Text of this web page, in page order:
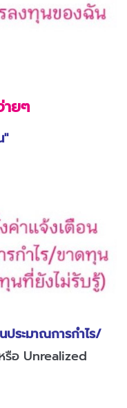
ยๆ
"
ประมาณการกำไร/
รือ Unrealized